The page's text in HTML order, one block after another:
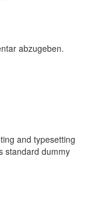
and typesetting
standard dummy
abzugeben.